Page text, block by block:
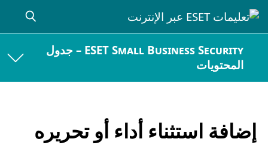
ESET Small Business Security – جدول
المحتويات
إضافة استثناء أداء أو تحريره